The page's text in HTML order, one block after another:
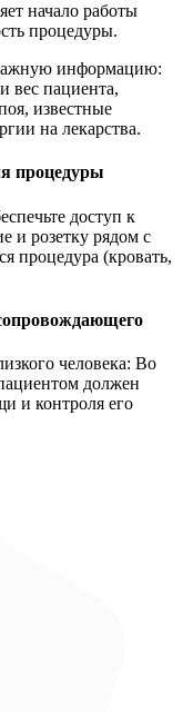
начало работы
процедуры.
информацию:
вес пациента,
известные
на лекарства.
процедуры
доступ к
и розетку рядом с
процедура (кровать,
человека: Во
должен
и контроля его